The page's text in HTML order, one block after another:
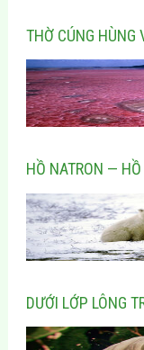
THỜ CÚNG HÙNG
HỒ NATRON —
DƯỚI LỚP LÔNG